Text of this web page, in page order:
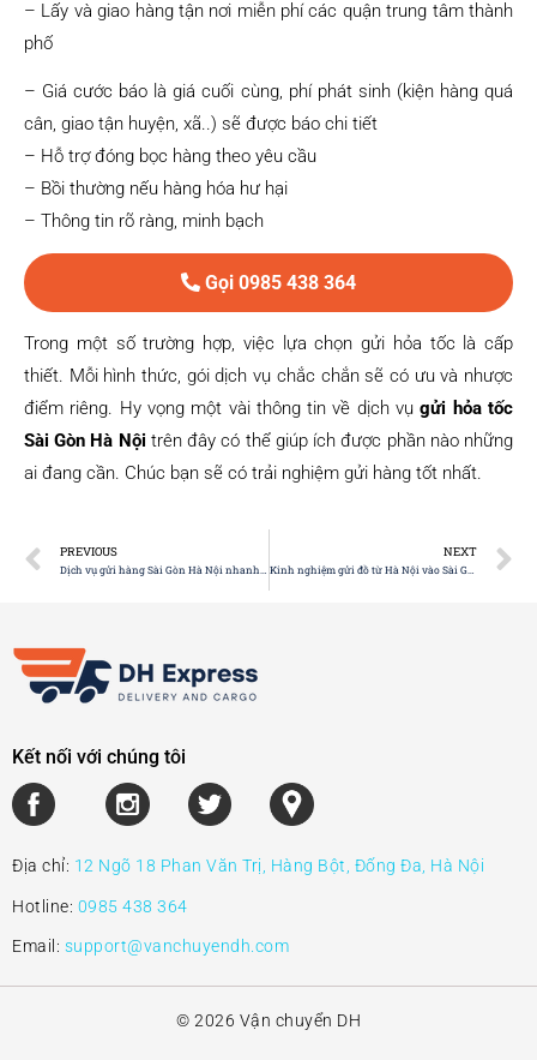
– Lấy và giao hàng tận nơi miễn phí các quận trung tâm thành
phố
– Giá cước báo là giá cuối cùng, phí phát sinh (kiện hàng quá
cân, giao tận huyện, xã..) sẽ được báo chi tiết
– Hỗ trợ đóng bọc hàng theo yêu cầu
– Bồi thường nếu hàng hóa hư hại
– Thông tin rõ ràng, minh bạch
Gọi 0985 438 364
Trong một số trường hợp, việc lựa chọn gửi hỏa tốc là cấp
thiết. Mỗi hình thức, gói dịch vụ chắc chắn sẽ có ưu và nhược
điểm riêng. Hy vọng một vài thông tin về dịch vụ gửi hỏa tốc
Sài Gòn Hà Nội trên đây có thể giúp ích được phần nào những
ai đang cần. Chúc bạn sẽ có trải nghiệm gửi hàng tốt nhất.
PREVIOUS NEXT
Kinh nghiệm gửi đồ từ Hà Nội vào Sài Gòn nhanh chóng, an toàn
Kết nối với chúng tôi
Địa chỉ: 12 Ngõ 18 Phan Văn Trị, Hàng Bột, Đống Đa, Hà Nội
Hotline: 0985 438 364
Email: support@vanchuyendh.com
© 2026 Vận chuyển DH